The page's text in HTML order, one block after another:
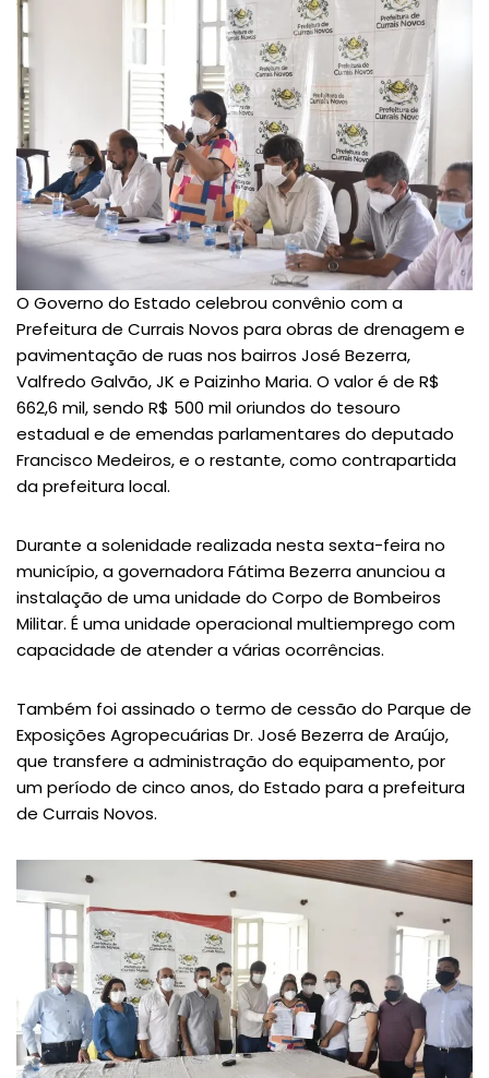
O Governo do Estado celebrou convênio com a
Prefeitura de Currais Novos para obras de drenagem e
pavimentação de ruas nos bairros José Bezerra,
Valfredo Galvão, JK e Paizinho Maria. O valor é de R$
662,6 mil, sendo R$ 500 mil oriundos do tesouro
estadual e de emendas parlamentares do deputado
Francisco Medeiros, e o restante, como contrapartida
da prefeitura local.
Durante a solenidade realizada nesta sexta-feira no
município, a governadora Fátima Bezerra anunciou a
instalação de uma unidade do Corpo de Bombeiros
Militar. É uma unidade operacional multiemprego com
capacidade de atender a várias ocorrências.
Também foi assinado o termo de cessão do Parque de
Exposições Agropecuárias Dr. José Bezerra de Araújo,
que transfere a administração do equipamento, por
um período de cinco anos, do Estado para a prefeitura
de Currais Novos.